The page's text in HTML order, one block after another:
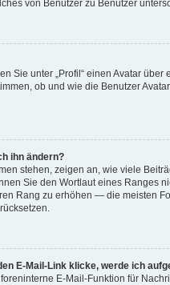
von Benutzer zu Benutzer
Sie unter „Profil“ einen Avatar
ob und wie die Benutzer
ihn ändern?
stehen, zeigen an, wie viele
Sie den Wortlaut eines Ranges
Rang zu erhöhen — die meisten
E-Mail-Link klicke, werde ich
E-Mail-Funktion für